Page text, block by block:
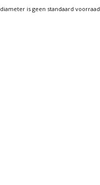
is geen standaard voorraad